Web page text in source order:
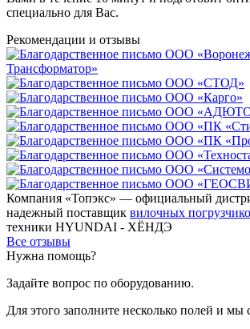
специально для Вас.
Рекомендации и отзывы
Компания «Топэкс» — официальный
надежный поставщик вилочных
техники HYUNDAI - ХЁНДЭ
Все отзывы
Нужна помощь?
Задайте вопрос по оборудованию.
Для этого заполните несколько полей и мы